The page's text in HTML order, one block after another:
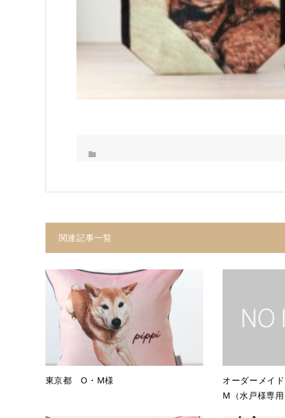
関連記事一覧
東京都 O・M様
オーダーメイ
M（水戸様専用